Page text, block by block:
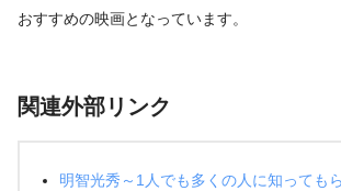
おすすめの映画となっています。
関連外部リンク
明智光秀～1人でも多くの人に知っても